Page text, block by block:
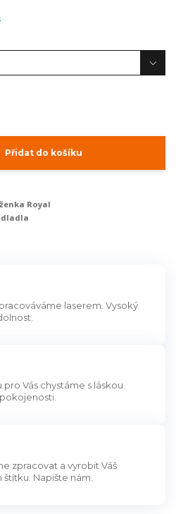
Přidat do košíku
Royal
laserem. Vysoký
Vás chystáme s láskou.
zpracovat a vyrobit Váš
štítku. Napište nám.